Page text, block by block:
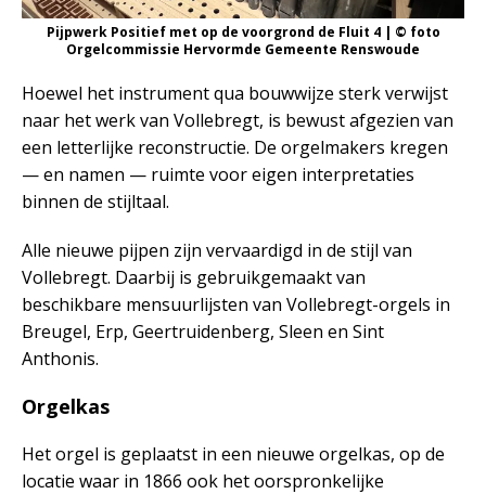
Pijpwerk Positief met op de voorgrond de Fluit 4 | © foto
Orgelcommissie Hervormde Gemeente Renswoude
Hoewel het instrument qua bouwwijze sterk verwijst
naar het werk van Vollebregt, is bewust afgezien van
een letterlijke reconstructie. De orgelmakers kregen
— en namen — ruimte voor eigen interpretaties
binnen de stijltaal.
Alle nieuwe pijpen zijn vervaardigd in de stijl van
Vollebregt. Daarbij is gebruikgemaakt van
beschikbare mensuurlijsten van Vollebregt-orgels in
Breugel, Erp, Geertruidenberg, Sleen en Sint
Anthonis.
Orgelkas
Het orgel is geplaatst in een nieuwe orgelkas, op de
locatie waar in 1866 ook het oorspronkelijke